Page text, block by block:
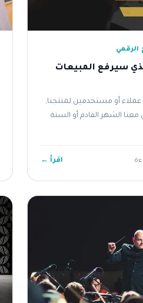
الرقمي
سيرفع المبيعات
أو مستخدمين لمنتجنا,
الشهر القادم أو السنة
اقرأ ←